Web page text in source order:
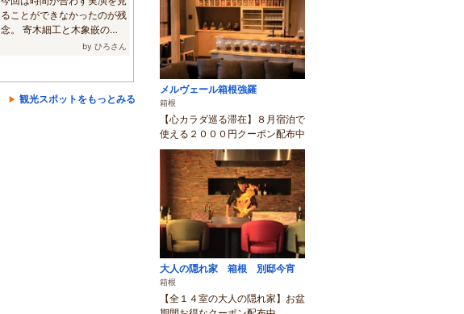
ることができなかったのが残
念。 寄木細工と木象嵌のい
by ひろさん
観光スポットをもっとみる
メルヴェール箱根強羅
箱根
【心カラダ巡る滞在】８月宿泊で
使える２０００円クーポン配布中
大人の隠れ家 箱根 別邸今宵
箱根
【全１４室の大人の隠れ家】お盆